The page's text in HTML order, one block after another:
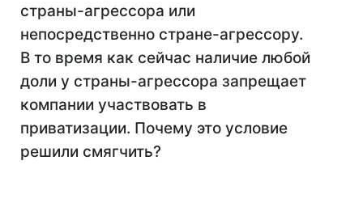
страны-агрессора или
непосредственно стране-агрессору.
В то время как сейчас наличие любой
доли у страны-агрессора запрещает
компании участвовать в
приватизации. Почему это условие
решили смягчить?